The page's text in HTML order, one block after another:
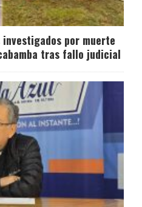
por muerte
tras fallo judicial